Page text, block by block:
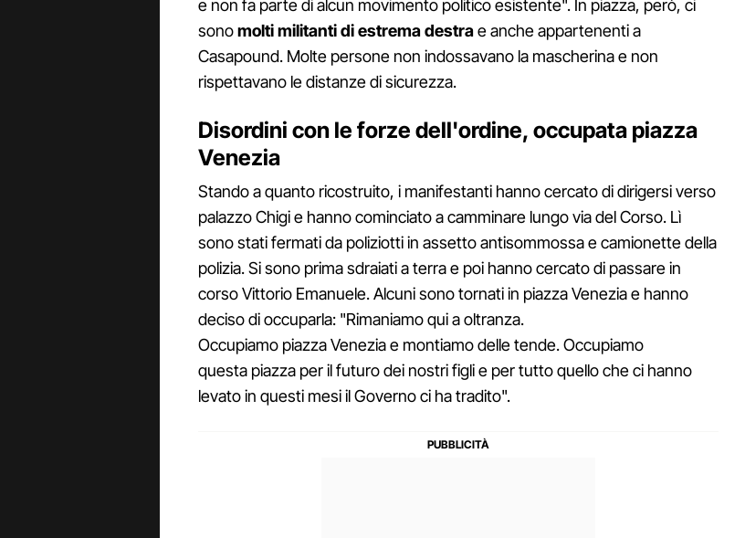
e non fa parte di alcun movimento politico esistente". In piazza, però, ci
sonomolti militanti di estrema destrae anche appartenenti a
Casapound. Molte persone non indossavano la mascherina e non
rispettavano le distanze di sicurezza.
Disordini con le forze dell'ordine, occupata piazza
Venezia
Stando a quanto ricostruito, i manifestanti hanno cercato di dirigersi verso
palazzo Chigi e hanno cominciato a camminare lungo via del Corso. Lì
sono stati fermati da poliziotti in assetto antisommossa e camionette della
polizia. Si sono prima sdraiati a terra e poi hanno cercato di passare in
corso Vittorio Emanuele. Alcuni sono tornati in piazza Venezia e hanno
deciso di occuparla: "Rimaniamo qui a oltranza.
Occupiamo piazza Venezia e montiamo delle tende. Occupiamo
questa piazza per il futuro dei nostri figli e per tutto quello che ci hanno
levato in questi mesi il Governo ci ha tradito".